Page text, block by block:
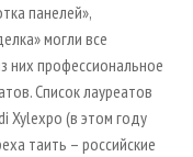
панелей»,
могли все
них профессиональное
Список лауреатов
Xylexpo (в этом году
таить – российские